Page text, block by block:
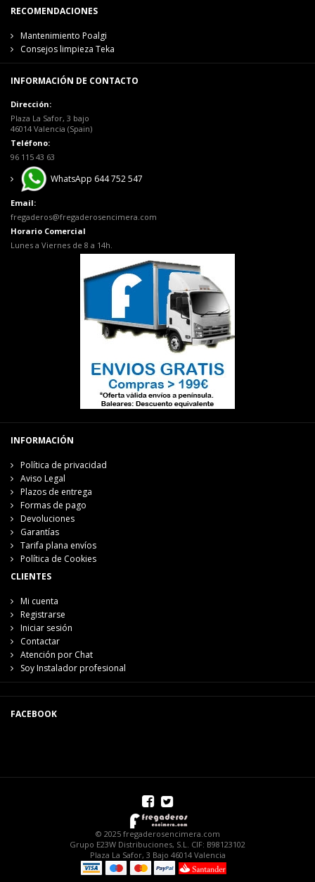
RECOMENDACIONES
Mantenimiento Poalgi
Consejos limpieza Teka
INFORMACIÓN DE CONTACTO
Dirección:
Plaza La Safor, 3 bajo
46014 Valencia (Spain)
Teléfono:
96 115 43 63
WhatsApp 644 752 547
Email:
fregaderos@fregaderosencimera.com
Horario Comercial
Lunes a Viernes de 8 a 14h.
INFORMACIÓN
Política de privacidad
Aviso Legal
Plazos de entrega
Formas de pago
Devoluciones
Garantías
Tarifa plana envíos
Política de Cookies
CLIENTES
Mi cuenta
Registrarse
Iniciar sesión
Contactar
Atención por Chat
Soy Instalador profesional
FACEBOOK
© 2025 fregaderosencimera.com
Grupo E23W Distribuciones, S.L. CIF: B98123102
Plaza La Safor, 3 Bajo 46014 Valencia